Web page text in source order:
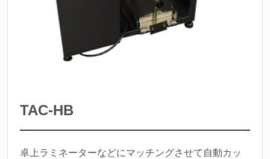
TAC-HB
卓上ラミネーターなどにマッチングさせて自動カッ